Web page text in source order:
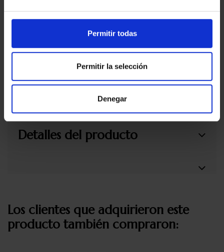
Permitir todas
Permitir la selección
Denegar
Realiza primero tu compra, puedes usar tus datos.
tiendaonline@salleshotels.com , indicando el nombre del
destinatario y la referencia de compra compuesta por 9
letras mayúsculas.
Te enviaremos el bono regalo en formato PDF.
Detalles del producto
Los clientes que adquirieron este
producto también compraron: